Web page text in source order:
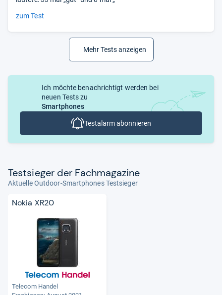
zum Test
Mehr Tests anzeigen
Ich möchte benachrichtigt werden bei
neuen Tests zu
Smartphones
Testalarm abonnieren
Test­sie­ger der Fach­ma­ga­zine
Aktuelle Outdoor-Smartphones Testsieger
Nokia XR20
Telecom Handel